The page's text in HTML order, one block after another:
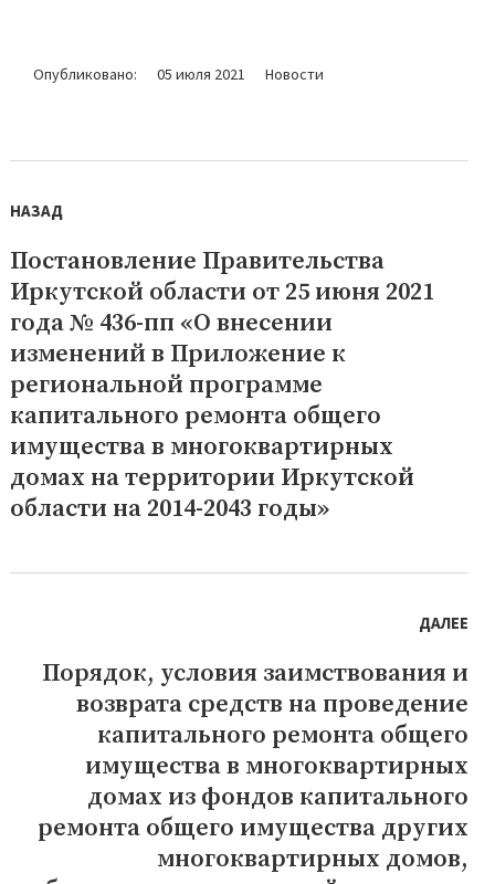
Опубликовано: 05 июля 2021 Новости
по
записям
НАЗАД
Предыдущая
запись:
Постановление Правительства
Иркутской области от 25 июня 2021
года № 436-пп «О внесении
изменений в Приложение к
региональной программе
капитального ремонта общего
имущества в многоквартирных
домах на территории Иркутской
области на 2014-2043 годы»
ДАЛЕЕ
Следующая
Порядок, условия заимствования и
возврата средств на проведение
капитального ремонта общего
имущества в многоквартирных
домах из фондов капитального
ремонта общего имущества других
многоквартирных домов,